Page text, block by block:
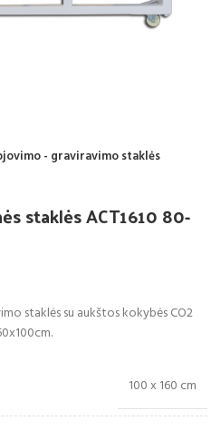
- graviravimo staklės
staklės ACT1610 80-
staklės su aukštos kokybės CO2
100 x 160 cm